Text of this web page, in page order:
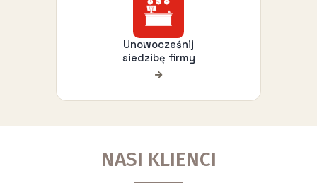
Unowocześnij
siedzibę firmy
NASI KLIENCI